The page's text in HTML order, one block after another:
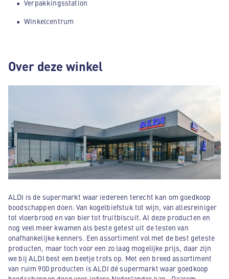
Verpakkingsstation
Winkelcentrum
Over deze winkel
ALDI is de supermarkt waar iedereen terecht kan om goedkoop
boodschappen doen. Van kogelbiefstuk tot wijn, van allesreiniger
tot vloerbrood en van bier tot fruitbiscuit. Al deze producten en
nog veel meer kwamen als beste getest uit de testen van
onafhankelijke kenners. Een assortiment vol met de best geteste
producten, maar toch voor een zo laag mogelijke prijs, daar zijn
we bij ALDI best een beetje trots op. Met een breed assortiment
van ruim 900 producten is ALDI dé supermarkt waar goedkoop